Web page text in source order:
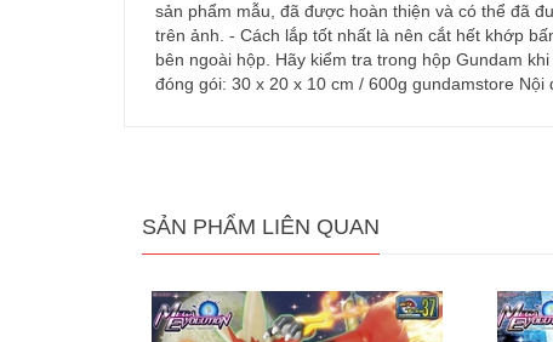
sản phẩm mẫu, đã được hoàn thiện và có thể đã
trên ảnh. - Cách lắp tốt nhất là nên cắt hết khớp
bên ngoài hộp. Hãy kiểm tra trong hộp Gundam
đóng gói: 30 x 20 x 10 cm / 600g gundamstore Nội
SẢN PHẨM LIÊN QUAN